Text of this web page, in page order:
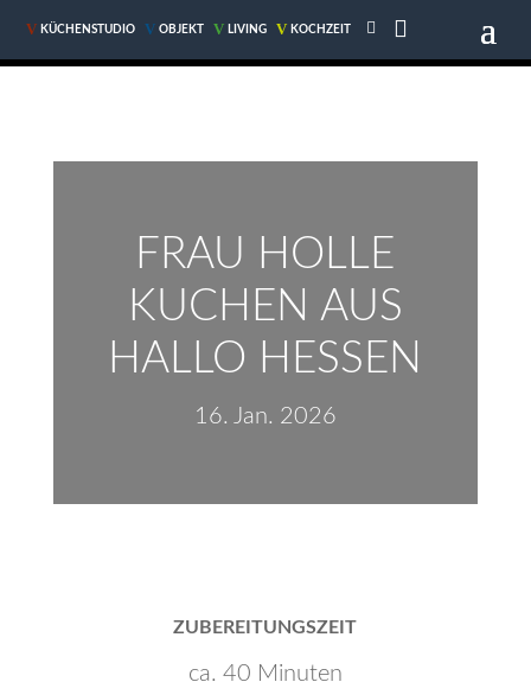
V KÜCHENSTUDIO V OBJEKT V LIVING V KOCHZEIT 
FRAU HOLLE
KUCHEN AUS
HALLO HESSEN
16. Jan. 2026
ZUBEREITUNGSZEIT
ca. 40 Minuten
V KÜCHENSTUDIO V OBJEKT V LIVING V KOCHZEIT 